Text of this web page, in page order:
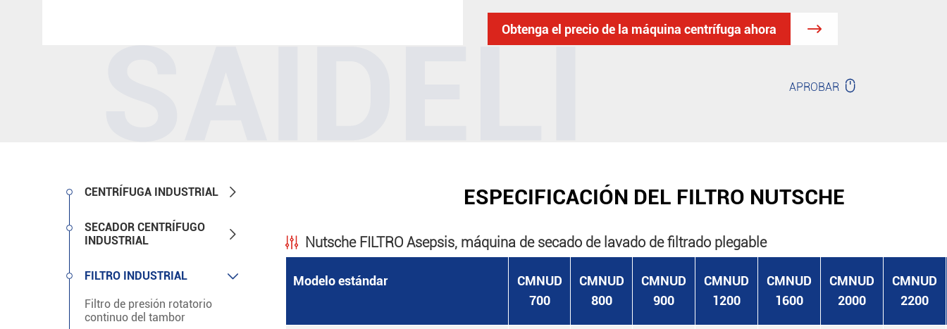
Obtenga el precio de la máquina centrífuga ahora 
APROBAR 
CENTRÍFUGA INDUSTRIAL 
SECADOR CENTRÍFUGO
INDUSTRIAL

FILTRO INDUSTRIAL 
Filtro de presión rotatorio
continuo del tambor
ESPECIFICACIÓN DEL FILTRO NUTSCHE
Nutsche FILTRO Asepsis, máquina de secado de lavado de filtrado plegable
Modelo estándar
CMNUD
700
CMNUD
800
CMNUD
900
CMNUD
1200
CMNUD
1600
CMNUD
2000
CMNUD
2200